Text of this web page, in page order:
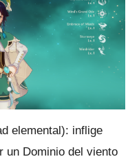
elemental): inflige
un Dominio del viento